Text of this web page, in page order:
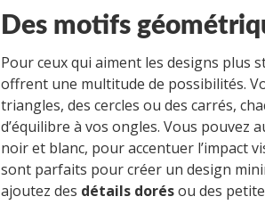
Des motifs
Pour ceux qui aiment les designs plus
offrent une multitude de possibilités.
triangles, des cercles ou des carrés,
d’équilibre à vos ongles. Vous pouvez
noir et blanc, pour accentuer l’impact
sont parfaits pour créer un design
ajoutez des détails dorésou des